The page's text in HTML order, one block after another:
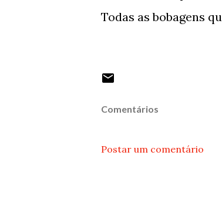
Todas as bobagens
Comentários
Postar um comentário